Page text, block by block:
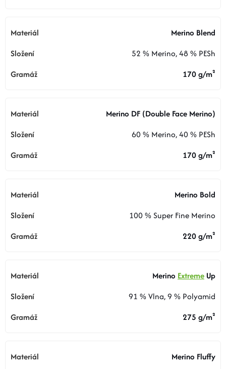
Merino Blend
52 % Merino, 48 % PESh
170 g/m²
Merino DF (Double Face Merino)
60 % Merino, 40 % PESh
170 g/m²
Merino Bold
100 % Super Fine Merino
220 g/m²
Merino Extreme Up
91 % Vlna, 9 % Polyamid
275 g/m²
Merino Fluffy